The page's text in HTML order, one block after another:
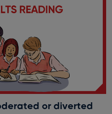
or diverted